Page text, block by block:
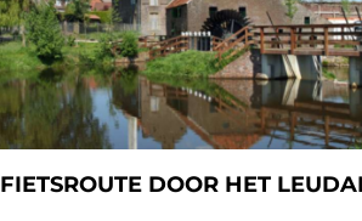
FIETSROUTE DOOR HET